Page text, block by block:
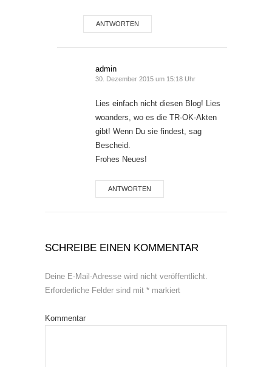
ANTWORTEN
admin
30. Dezember 2015 um 15:18 Uhr
Lies einfach nicht diesen Blog! Lies
woanders, wo es die TR-OK-Akten
gibt! Wenn Du sie findest, sag
Bescheid.
Frohes Neues!
ANTWORTEN
SCHREIBE EINEN KOMMENTAR
Deine E-Mail-Adresse wird nicht veröffentlicht.
Erforderliche Felder sind mit * markiert
Kommentar